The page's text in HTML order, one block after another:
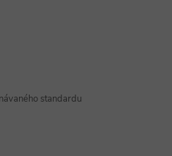
standardu